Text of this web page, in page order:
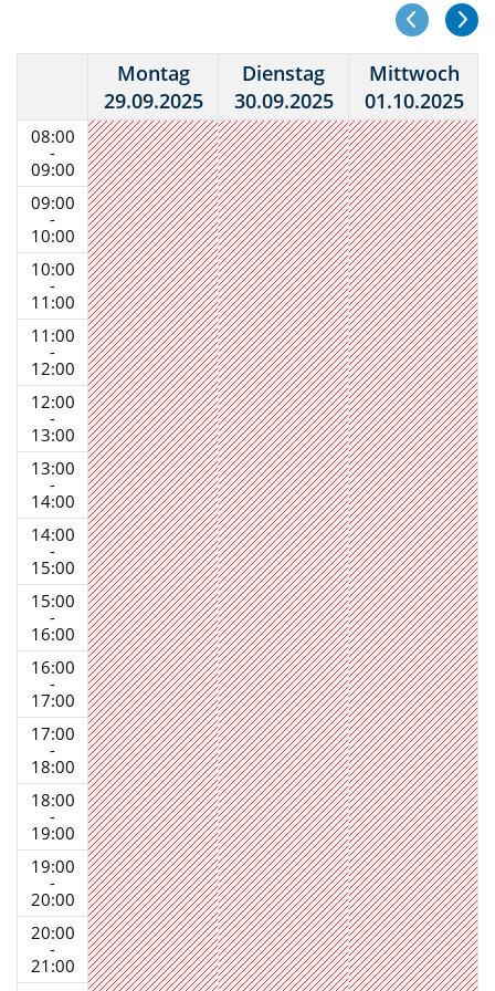
08:00
-
09:00
09:00
-
10:00
10:00
-
11:00
11:00
-
12:00
12:00
-
13:00
13:00
-
14:00
14:00
-
15:00
15:00
-
16:00
16:00
-
17:00
17:00
-
18:00
18:00
-
19:00
19:00
-
20:00
20:00
-
21:00
Montag
29.09.2025
Dienstag
30.09.2025
Mittwoch
01.10.2025